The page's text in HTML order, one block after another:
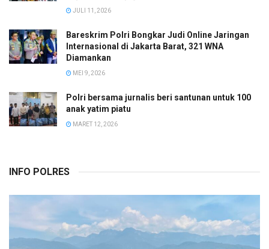
JULI 11, 2026
Bareskrim Polri Bongkar Judi Online Jaringan
Internasional di Jakarta Barat, 321 WNA
Diamankan
MEI 9, 2026
Polri bersama jurnalis beri santunan untuk 100
anak yatim piatu
MARET 12, 2026
INFO POLRES